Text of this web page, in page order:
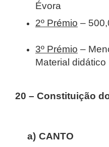
Évora
2º Prémio –
3º Prémio –
Material didático
20 – Constituição
a) CANTO